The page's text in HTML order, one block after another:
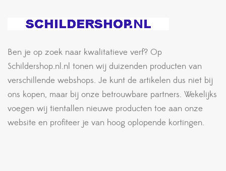
Ben je op zoek naar kwalitatieve verf? Op
Schildershop.nl.nl tonen wij duizenden producten van
verschillende webshops. Je kunt de artikelen dus niet bij
ons kopen, maar bij onze betrouwbare partners. Wekelijks
voegen wij tientallen nieuwe producten toe aan onze
website en profiteer je van hoog oplopende kortingen.